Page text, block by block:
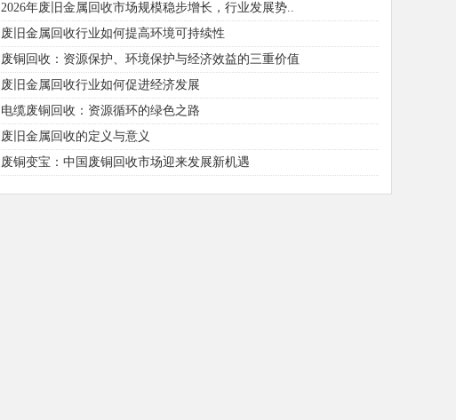
2026年废旧金属回收市场规模稳步增长，行业发展势..
废旧金属回收行业如何提高环境可持续性
废铜回收：资源保护、环境保护与经济效益的三重价值
废旧金属回收行业如何促进经济发展
电缆废铜回收：资源循环的绿色之路
废旧金属回收的定义与意义
废铜变宝：中国废铜回收市场迎来发展新机遇